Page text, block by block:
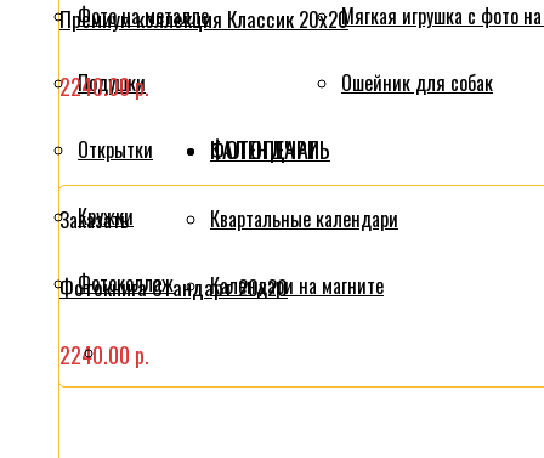
Премиум коллекция Классик 20x20
2240.00 р.
Заказать
Фотокнига Стандарт 20x20
2240.00 р.
Фото на металле
Подушки
Мягкая игрушка с фото
Ошейник для собак
Открытки
Кружки
Фотоколлаж
ФОТОПЕЧАТЬ
КАЛЕНДАРИ
Квартальные календари
Календари на магните